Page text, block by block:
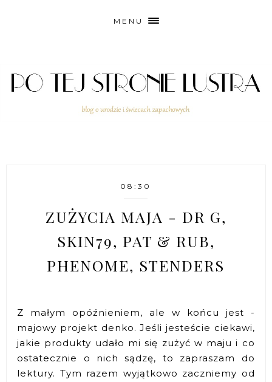
MENU
08:30
ZUŻYCIA MAJA - DR G,
SKIN79, PAT & RUB,
PHENOME, STENDERS
Z małym opóźnieniem, ale w końcu jest -
majowy projekt denko. Jeśli jesteście ciekawi,
jakie produkty udało mi się zużyć w maju i co
ostatecznie o nich sądzę, to zapraszam do
lektury. Tym razem wyjątkowo zaczniemy od